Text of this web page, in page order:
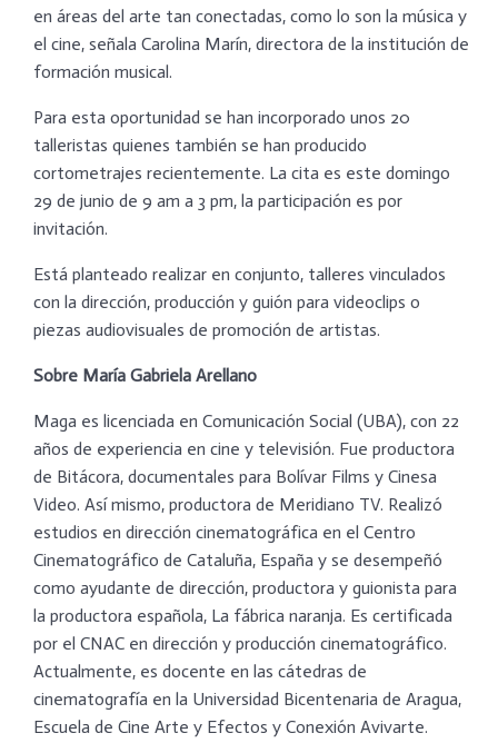
en áreas del arte tan conectadas, como lo son la música y
el cine, señala Carolina Marín, directora de la institución de
formación musical.
Para esta oportunidad se han incorporado unos 20
talleristas quienes también se han producido
cortometrajes recientemente. La cita es este domingo
29 de junio de 9 am a 3 pm, la participación es por
invitación.
Está planteado realizar en conjunto, talleres vinculados
con la dirección, producción y guión para videoclips o
piezas audiovisuales de promoción de artistas.
Sobre María Gabriela Arellano
Maga es licenciada en Comunicación Social (UBA), con 22
años de experiencia en cine y televisión. Fue productora
de Bitácora, documentales para Bolívar Films y Cinesa
Video. Así mismo, productora de Meridiano TV. Realizó
estudios en dirección cinematográfica en el Centro
Cinematográfico de Cataluña, España y se desempeñó
como ayudante de dirección, productora y guionista para
la productora española, La fábrica naranja. Es certificada
por el CNAC en dirección y producción cinematográfico.
Actualmente, es docente en las cátedras de
cinematografía en la Universidad Bicentenaria de Aragua,
Escuela de Cine Arte y Efectos y Conexión Avivarte.